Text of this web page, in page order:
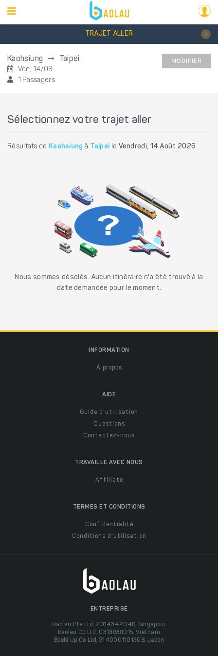
TRAJET ALLER
Kaohsiung Taipei
Ven, 14/08
1 Passagers
MODIFIER
Sélectionnez votre trajet aller
Résultats de Kaohsiung à Taipei le Vendredi, 14 Août 2026
Nous sommes désolés. Aucun itinéraire n'a été trouvé à la
date demandée pour le moment.
INFORMATION
À propos
AIDE
Guide d'utilisation
Questions
Contactez-nous
TRAVAILLE AVEC NOUS
Affiliate
TERMES ET CONDITIONS
Confidentialité
Conditions d'utilisation
ENTREPRISE
Baolau Pte Ltd, 201434204K, Singapour
Baolau Co Ltd, 0313838015, Vietnam
Boeki Up Co Ltd, 5140001101308, Japon